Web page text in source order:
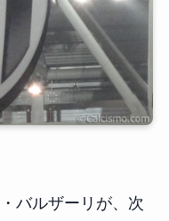
バルザーリが、次